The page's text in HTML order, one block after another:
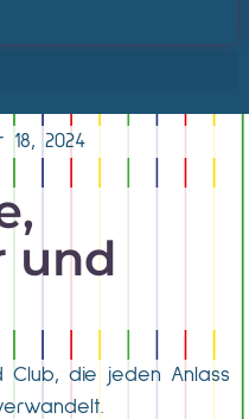
18, 2024
und
Club, die jeden Anlass